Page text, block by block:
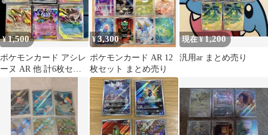
¥1,500
ポケモンカード アシレ
ーヌ AR 他 計6枚セッ
¥3,300
ポケモンカード AR 12
枚セット まとめ売り
現在 ¥1,200
汎用ar まとめ売り